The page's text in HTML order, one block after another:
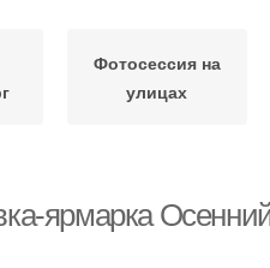
Фотосессия на
улицах
ярмарка